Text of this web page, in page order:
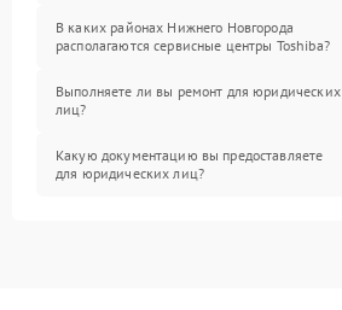
В каких районах Нижнего Новгорода
располагаются сервисные центры Toshiba?
Выполняете ли вы ремонт для юридических
лиц?
Какую документацию вы предоставляете
для юридических лиц?